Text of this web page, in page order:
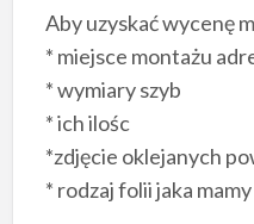
Aby uzyskać wycenę
* miejsce montażu
* wymiary szyb
* ich ilośc
*zdjęcie oklejanych
* rodzaj folii jaka